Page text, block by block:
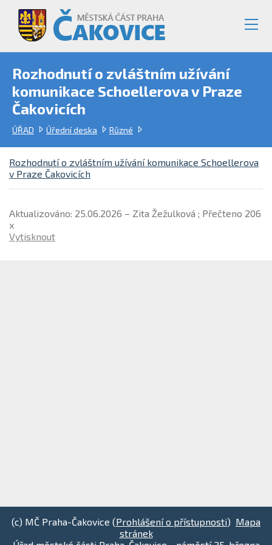
Rozhodnutí o zvláštním užívání
komunikace Schoellerova v Praze
Čakovicích
ÚŘAD Úřední deska Různé
Rozhodnutí o zvláštním užívání komunikace Schoellerova
v Praze Čakovicích
Aktualizováno: 25.06.2026 – Zita Žežulková ; Přečteno 206
x
Vytisknout
(c) MČ Praha-Čakovice (Prohlášení o přístupnosti) Mapa
stránek